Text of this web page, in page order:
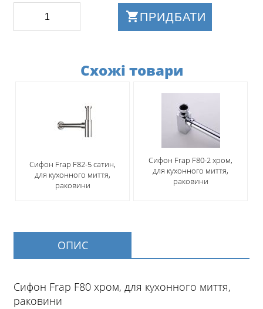
ПРИДБАТИ
Схожі товари
Сифон Frap F82-5 сатин,
для кухонного миття,
раковини
Сифон Frap F80-2 хром,
для кухонного миття,
раковини
ОПИС
Сифон Frap F80 хром, для кухонного миття,
раковини